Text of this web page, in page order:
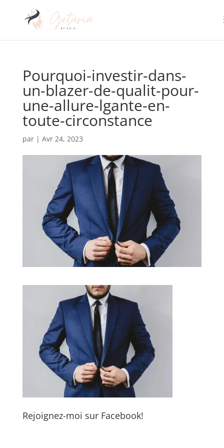
Pourquoi-investir-dans-
un-blazer-de-qualit-pour-
une-allure-lgante-en-
toute-circonstance
par | Avr 24, 2023
Rejoignez-moi sur Facebook!